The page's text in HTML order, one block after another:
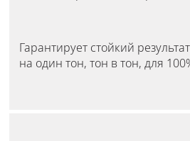
Гарантирует стойкий
на один тон, тон в тон, для